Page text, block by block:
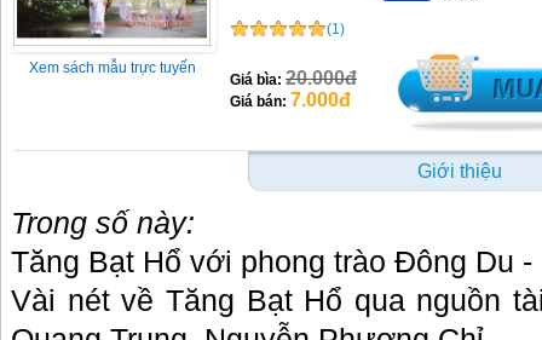
Xem sách mẫu trực tuyến
(1)
Giá bìa: 20.000đ
Giá bán: 7.000đ
Giới thiệu
Trong số này:
Tăng Bạt Hổ với phong trào Đông Du
Vài nét về Tăng Bạt Hổ qua nguồn